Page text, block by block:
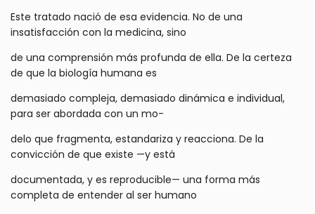
Este tratado nació de esa evidencia. No de una
insatisfacción con la medicina, sino
de una comprensión más profunda de ella. De la certeza
de que la biología humana es
demasiado compleja, demasiado dinámica e individual,
para ser abordada con un mo-
delo que fragmenta, estandariza y reacciona. De la
convicción de que existe —y está
documentada, y es reproducible— una forma más
completa de entender al ser humano